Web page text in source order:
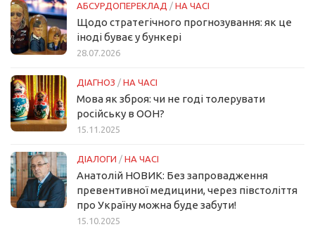
АБСУРДОПЕРЕКЛАД / НА ЧАСІ
Щодо стратегічного прогнозування: як це
іноді буває у бункері
28.07.2026
ДІАГНОЗ / НА ЧАСІ
Мова як зброя: чи не годі толерувати
російську в ООН?
15.11.2025
ДІАЛОГИ / НА ЧАСІ
Анатолій НОВИК: Без запровадження
превентивної медицини, через півстоліття
про Україну можна буде забути!
15.10.2025